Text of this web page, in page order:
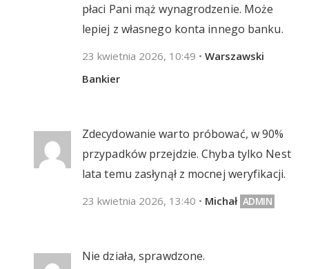
płaci Pani mąż wynagrodzenie. Może
lepiej z własnego konta innego banku.
23 kwietnia 2026, 10:49 • Warszawski
Bankier
Zdecydowanie warto próbować, w 90%
przypadków przejdzie. Chyba tylko Nest
lata temu zasłynął z mocnej weryfikacji.
23 kwietnia 2026, 13:40 • Michał
Nie działa, sprawdzone.